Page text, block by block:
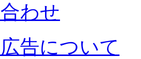
わせ
告について